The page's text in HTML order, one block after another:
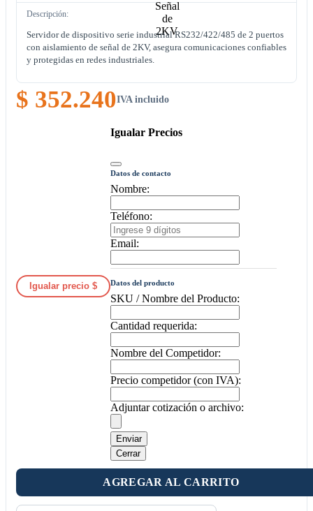
Descripción:
Servidor de dispositivo serie industrial RS232/422/485 de 2 puertos
con aislamiento de señal de 2KV, asegura comunicaciones confiables
y protegidas en redes industriales.
$ 352.240IVA incluido
Igualar precio $
Igualar Precios
Datos de contacto
Nombre:
Teléfono:
Email:
Datos del producto
SKU / Nombre del Producto:
Cantidad requerida:
Nombre del Competidor:
Precio competidor (con IVA):
Adjuntar cotización o archivo:
Enviar
Cerrar
AGREGAR AL CARRITO